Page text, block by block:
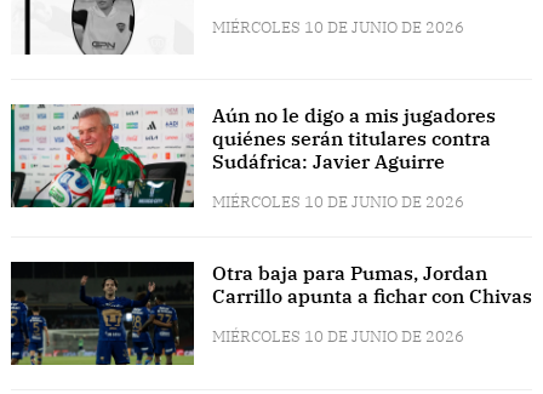
MIÉRCOLES 10 DE JUNIO DE 2026
Aún no le digo a mis jugadores
quiénes serán titulares contra
Sudáfrica: Javier Aguirre
MIÉRCOLES 10 DE JUNIO DE 2026
Otra baja para Pumas, Jordan
Carrillo apunta a fichar con Chivas
MIÉRCOLES 10 DE JUNIO DE 2026